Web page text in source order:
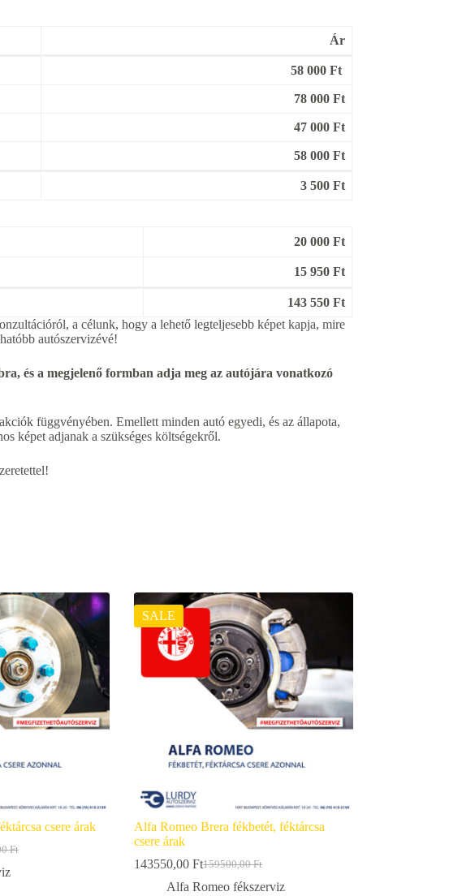
Ár
58 000 Ft
78 000 Ft
47 000 Ft
58 000 Ft
3 500 Ft
20 000 Ft
15 950 Ft
143 550 Ft
a célunk, hogy a lehető legteljesebb képet kapja, mire
autószervizévé!
és a megjelenő formban adja meg az autójára vonatkozó
függvényében. Emellett minden autó egyedi, és az állapota,
képet adjanak a szükséges költségekről.
csere árak
Ft
SALE
Alfa Romeo Brera fékbetét, féktárcsa
csere árak
159500,00Ft
Original
price
143550,00 FtCurrent
price
Alfa Romeo fékszerviz